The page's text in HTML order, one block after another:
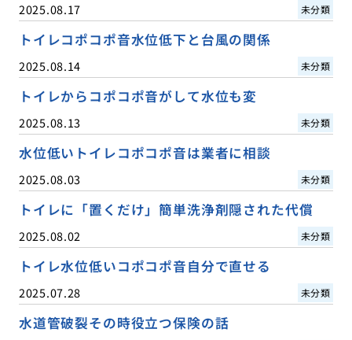
2025.08.17 未分類
トイレコポコポ音水位低下と台風の関係
2025.08.14 未分類
トイレからコポコポ音がして水位も変
2025.08.13 未分類
水位低いトイレコポコポ音は業者に相談
2025.08.03 未分類
トイレに「置くだけ」簡単洗浄剤隠された代償
2025.08.02 未分類
トイレ水位低いコポコポ音自分で直せる
2025.07.28 未分類
水道管破裂その時役立つ保険の話